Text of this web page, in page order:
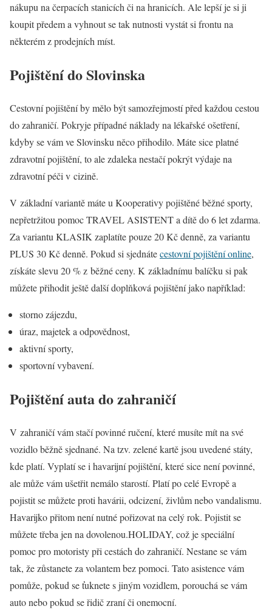
nákupu na čerpacích stanicích či na hranicích. Ale lepší je si ji
koupit předem a vyhnout se tak nutnosti vystát si frontu na
některém z prodejních míst.
Pojištění do Slovinska
Cestovní pojištění by mělo být samozřejmostí před každou cestou
do zahraničí. Pokryje případné náklady na lékařské ošetření,
kdyby se vám ve Slovinsku něco přihodilo. Máte sice platné
zdravotní pojištění, to ale zdaleka nestačí pokrýt výdaje na
zdravotní péči v cizině.
V základní variantě máte u Kooperativy pojištěné běžné sporty,
nepřetržitou pomoc TRAVEL ASISTENT a dítě do 6 let zdarma.
Za variantu KLASIK zaplatíte pouze 20 Kč denně, za variantu
PLUS 30 Kč denně. Pokud si sjednátecestovní pojištění online,
získáte slevu 20 % z běžné ceny. K základnímu balíčku si pak
můžete přihodit ještě další doplňková pojištění jako například:
storno zájezdu,
úraz, majetek a odpovědnost,
aktivní sporty,
sportovní vybavení.
Pojištění auta do zahraničí
V zahraničí vám stačí povinné ručení, které musíte mít na své
vozidlo běžně sjednané. Na tzv. zelené kartě jsou uvedené státy,
kde platí. Vyplatí se i havarijní pojištění, které sice není povinné,
ale může vám ušetřit nemálo starostí. Platí po celé Evropě a
pojistit se můžete proti havárii, odcizení, živlům nebo vandalismu.
Havarijko přitom není nutné pořizovat na celý rok. Pojistit se
můžete třeba jen na dovolenou.HOLIDAY, což je speciální
pomoc pro motoristy při cestách do zahraničí. Nestane se vám
tak, že zůstanete za volantem bez pomoci. Tato asistence vám
pomůže, pokud se ťuknete s jiným vozidlem, porouchá se vám
auto nebo pokud se řidič zraní či onemocní.